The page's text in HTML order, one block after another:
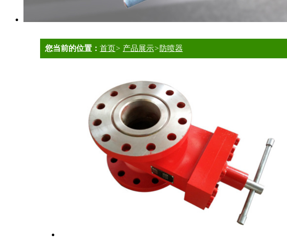
您当前的位置： 首页> 产品展示>防喷器